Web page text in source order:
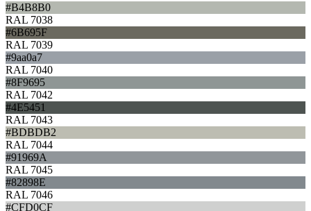
#B4B8B0
RAL 7038
#6B695F
RAL 7039
#9aa0a7
RAL 7040
#8F9695
RAL 7042
#4E5451
RAL 7043
#BDBDB2
RAL 7044
#91969A
RAL 7045
#82898E
RAL 7046
#CFD0CF